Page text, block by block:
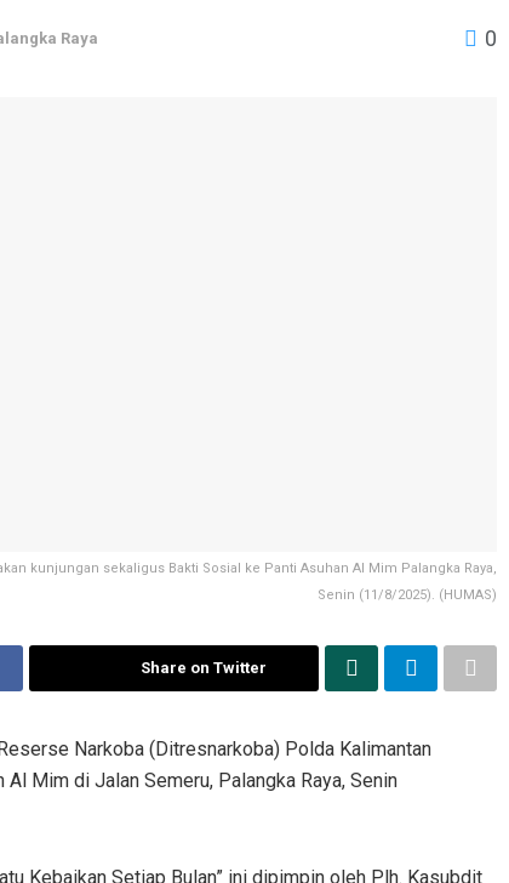
Raya 0
kunjungan sekaligus Bakti Sosial ke Panti Asuhan Al Mim Palangka Raya,
Senin (11/8/2025). (HUMAS)
Share on Twitter
Narkoba (Ditresnarkoba) Polda Kalimantan
Mim di Jalan Semeru, Palangka Raya, Senin
Kebaikan Setiap Bulan” ini dipimpin oleh Plh. Kasubdit